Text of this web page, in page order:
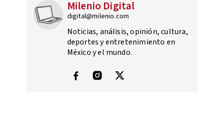
Milenio Digital
digital@milenio.com
Noticias, análisis, opinión, cultura,
deportes y entretenimiento en
México y el mundo.